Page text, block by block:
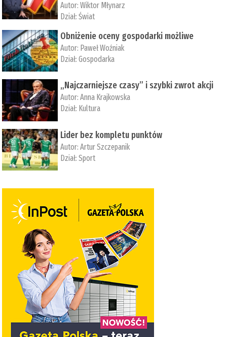
Autor:Wiktor Młynarz
Dział:Świat
Obniżenie oceny gospodarki możliwe
Autor: Paweł Woźniak
Dział:Gospodarka
„Najczarniejsze czasy” i szybki zwrot akcji
Autor:Anna Krajkowska
Dział: Kultura
Lider bez kompletu punktów
Autor:Artur Szczepanik
Dział:Sport